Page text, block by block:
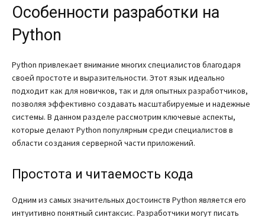
Особенности разработки на
Python
Python привлекает внимание многих специалистов благодаря
своей простоте и выразительности. Этот язык идеально
подходит как для новичков, так и для опытных разработчиков,
позволяя эффективно создавать масштабируемые и надежные
системы. В данном разделе рассмотрим ключевые аспекты,
которые делают Python популярным среди специалистов в
области создания серверной части приложений.
Простота и читаемость кода
Одним из самых значительных достоинств Python является его
интуитивно понятный синтаксис. Разработчики могут писать